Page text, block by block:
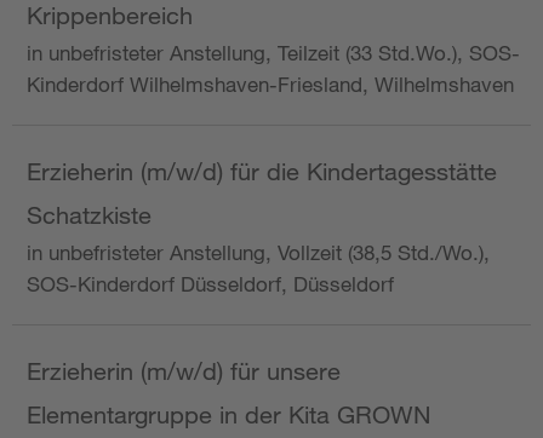
Krippenbereich
in unbefristeter Anstellung, Teilzeit (33 Std.Wo.), SOS-
Kinderdorf Wilhelmshaven-Friesland, Wilhelmshaven
Erzieherin (m/w/d) für die Kindertagesstätte
Schatzkiste
in unbefristeter Anstellung, Vollzeit (38,5 Std./Wo.),
SOS-Kinderdorf Düsseldorf, Düsseldorf
Erzieherin (m/w/d) für unsere
Elementargruppe in der Kita GROWN